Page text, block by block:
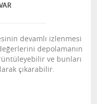
devamlı izlenmesi
depolamanın
ve bunları
çıkarabilir.